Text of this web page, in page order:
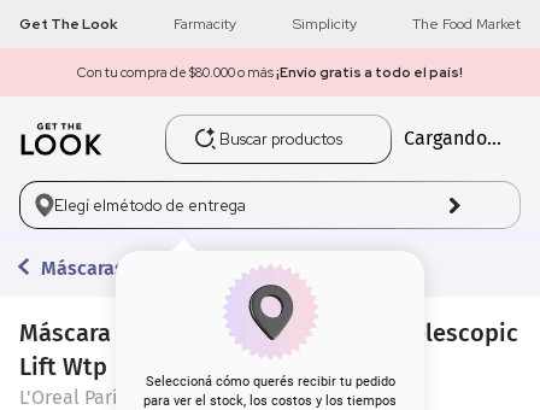
Get The Look Farmacity Simplicity The Food Market
Con tu compra de $80.000 o más¡Envío gratis a todo el país!
Buscar productos
Cargando...
Elegí elmétodo de entrega
Seleccioná cómo querés recibir tu pedido
para ver el stock, los costos y los tiempos
Máscaras de Pestañas
Máscara de Pestañas L'Oreal París Telescopic
Lift Wtp
L'Oreal París
1 get the look
2 máscara pestañas
3.
5. corrector